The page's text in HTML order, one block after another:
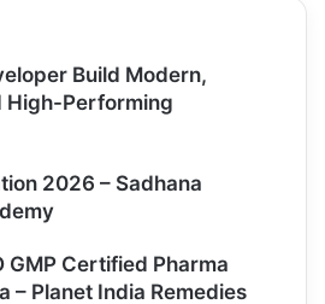
Build Modern,
High-Performing
2026 – Sadhana
GMP Certified Pharma
– Planet India Remedies